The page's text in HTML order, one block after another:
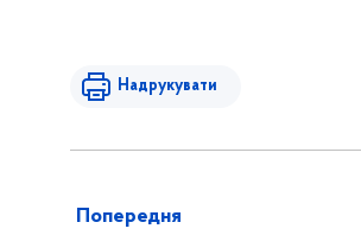
Надрукувати
Попередня